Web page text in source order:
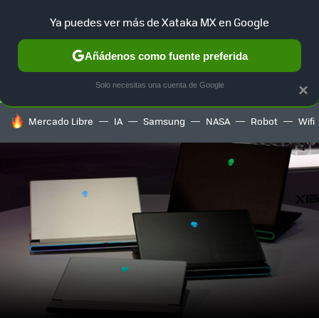
SELECCIÓN GAMING HOME AUTO TERRITORIO
HOY SE HABLA DE
Mercado Libre IA Samsung NASA Robot Wifi
×
Ya puedes ver más de Xataka MX en Google
Añádenos como fuente preferida
Solo necesitas una cuenta de Google